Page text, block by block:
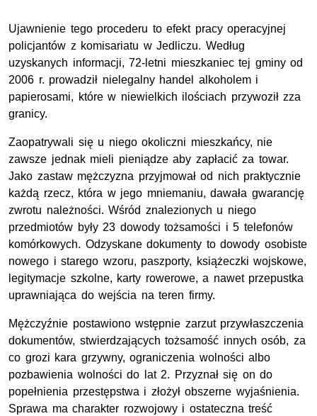
Ujawnienie tego procederu to efekt pracy operacyjnej
policjantów z komisariatu w Jedliczu. Według
uzyskanych informacji, 72-letni mieszkaniec tej gminy od
2006 r. prowadził nielegalny handel alkoholem i
papierosami, które w niewielkich ilościach przywoził zza
granicy.
Zaopatrywali się u niego okoliczni mieszkańcy, nie
zawsze jednak mieli pieniądze aby zapłacić za towar.
Jako zastaw mężczyzna przyjmował od nich praktycznie
każdą rzecz, która w jego mniemaniu, dawała gwarancję
zwrotu należności. Wśród znalezionych u niego
przedmiotów były 23 dowody tożsamości i 5 telefonów
komórkowych. Odzyskane dokumenty to dowody osobiste
nowego i starego wzoru, paszporty, książeczki wojskowe,
legitymacje szkolne, karty rowerowe, a nawet przepustka
uprawniająca do wejścia na teren firmy.
Mężczyźnie postawiono wstępnie zarzut przywłaszczenia
dokumentów, stwierdzających tożsamość innych osób, za
co grozi kara grzywny, ograniczenia wolności albo
pozbawienia wolności do lat 2. Przyznał się on do
popełnienia przestępstwa i złożył obszerne wyjaśnienia.
Sprawa ma charakter rozwojowy i ostateczna treść